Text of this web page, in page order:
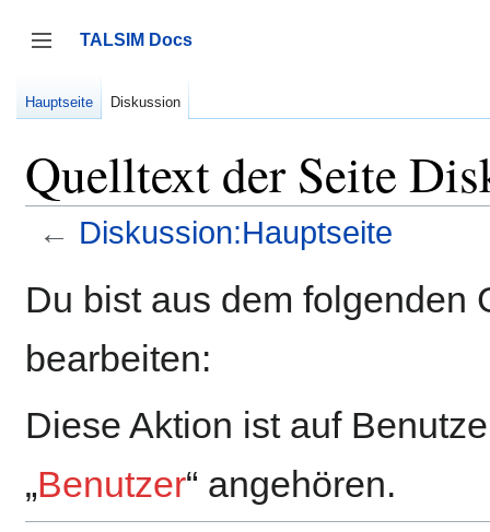
springen
Seitenleiste umschalten
TALSIM Docs
Hauptseite Diskussion
Quelltext der Seite
← Diskussion:Hauptseite
Du bist aus dem folgenden
bearbeiten:
Diese Aktion ist auf
„Benutzer“ angehören.